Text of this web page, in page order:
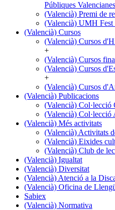
Públiques
(Valencià) Premi de
(Valencià) UMH Fest
(Valencià) Cursos
(Valencià)
Cursos
(Valencià) Cursos
+
(Valencià) Cursos
(Valencià) Cursos
+
(Valencià) Cursos
(Valencià) Publicacions
(Valencià)
Publicacions
(Valencià) Col·lecció
(Valencià) Col·lecció
(Valencià) Més activitats
(Valencià)
Més
activitats
(Valencià) Activitats
(Valencià) Eixides
(Valencià) Club de
(Valencià) Igualtat
(Valencià) Diversitat
(Valencià) Atenció a la
(Valencià) Oficina de
Sabiex
(Valencià) Normativa